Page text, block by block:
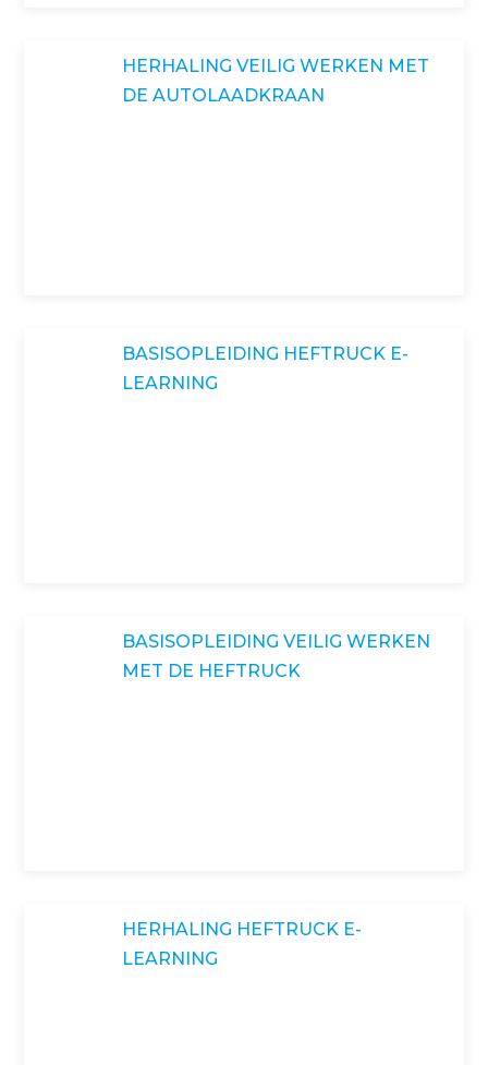
HERHALING VEILIG WERKEN MET
DE AUTOLAADKRAAN
BASISOPLEIDING HEFTRUCK E-
LEARNING
BASISOPLEIDING VEILIG WERKEN
MET DE HEFTRUCK
HERHALING HEFTRUCK E-
LEARNING